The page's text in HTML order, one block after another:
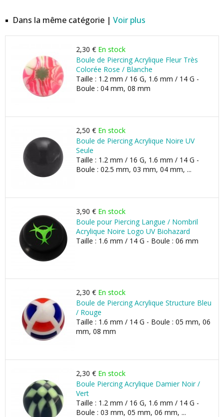
Dans la même catégorie | Voir plus
2,30 € En stock
Boule de Piercing Acrylique Fleur Très
Colorée Rose / Blanche
Taille : 1.2 mm / 16 G, 1.6 mm / 14 G -
Boule : 04 mm, 08 mm
2,50 € En stock
Boule de Piercing Acrylique Noire UV
Seule
Taille : 1.2 mm / 16 G, 1.6 mm / 14 G -
Boule : 02.5 mm, 03 mm, 04 mm, ...
3,90 € En stock
Boule pour Piercing Langue / Nombril
Acrylique Noire Logo UV Biohazard
Taille : 1.6 mm / 14 G - Boule : 06 mm
2,30 € En stock
Boule de Piercing Acrylique Structure Bleu
/ Rouge
Taille : 1.6 mm / 14 G - Boule : 05 mm, 06
mm, 08 mm
2,30 € En stock
Boule Piercing Acrylique Damier Noir /
Vert
Taille : 1.2 mm / 16 G, 1.6 mm / 14 G -
Boule : 03 mm, 05 mm, 06 mm, ...